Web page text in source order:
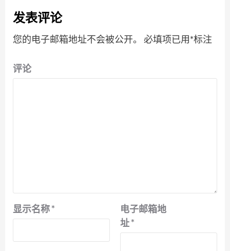
发表评论
您的电子邮箱地址不会被公开。 必填项已用*标注
评论
显示名称*
电子邮箱地
址*